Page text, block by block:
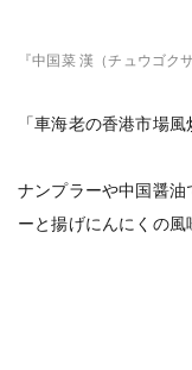
『中国菜 漢（チュウゴク
「車海老の香港市場風
ナンプラーや中国醤
ーと揚げにんにくの風